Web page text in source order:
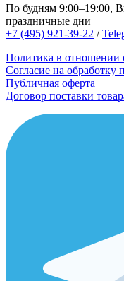
По будням 9:00–19:00,
праздничные дни
+7 (495) 921-39-22 /
Политика в отношении
Согласие на обработку
Публичная оферта
Договор поставки